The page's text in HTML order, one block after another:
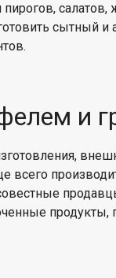
салатов,
сытный и
и
всего